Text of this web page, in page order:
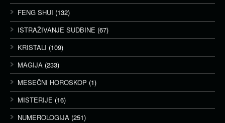
FENG SHUI (132)
ISTRAŽIVANJE SUDBINE (67)
KRISTALI (109)
MAGIJA (233)
MESEČNI HOROSKOP (1)
MISTERIJE (16)
NUMEROLOGIJA (251)